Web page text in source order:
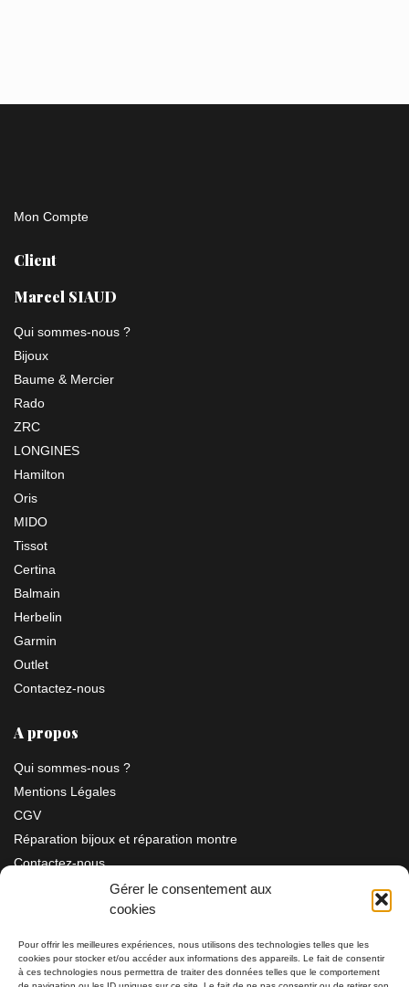
Gérer le consentement aux
cookies
Pour offrir les meilleures expériences, nous utilisons des technologies telles que les
cookies pour stocker et/ou accéder aux informations des appareils. Le fait de consentir
à ces technologies nous permettra de traiter des données telles que le comportement
Mon Compte
Client
Marcel SIAUD
Qui sommes-nous ?
Bijoux
Baume & Mercier
Rado
ZRC
LONGINES
Hamilton
Oris
MIDO
Tissot
Certina
Balmain
Herbelin
Garmin
Outlet
Contactez-nous
A propos
Qui sommes-nous ?
Mentions Légales
CGV
Réparation bijoux et réparation montre
Contactez-nous
Information
Bijouterie SIAUD11 rue Masséna 06000 NICE